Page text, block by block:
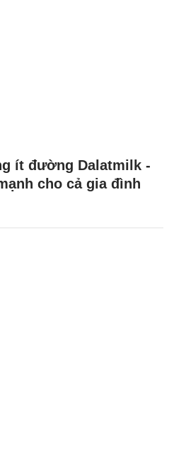
ít đường Dalatmilk -
cho cả gia đình